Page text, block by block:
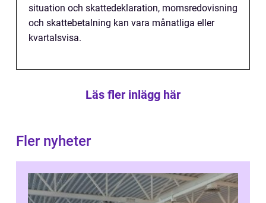
situation och skattedeklaration, momsredovisning
och skattebetalning kan vara månatliga eller
kvartalsvisa.
Läs fler inlägg här
Fler nyheter